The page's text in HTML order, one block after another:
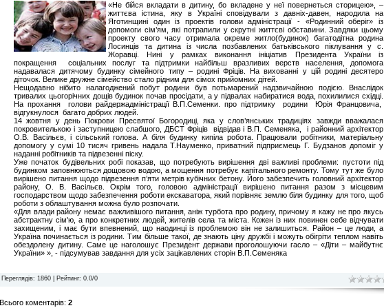
«Не бійся вкладати в дитину, бо вкладене у неї повернеться сторицею», –
життєва істина, яку в Україні сповідували з давніх-давен, народила на
Яготинщині один із проектів голови адміністрації - «Родинний оберіг» із
допомоги сім’ям, які потрапили у скрутні життєві обставини. Завдяки цьому
проекту свого часу отримала окреме житло(будинок) багатодітна родина
Лосинців та дитина із числа позбавлених батьківського піклування у с.
Жоравці. Нині у рамках виконання ініціатив Президента України із
покращення соціальних послуг та підтримки найбільш вразливих верств населення, допомога
надавалася дитячому будинку сімейного типу – родині Фріців. На вихованні у цій родині десятеро
діточок. Велике дружне сімейство стало рідним для сімох прийомних дітей.
Нещодавно нібито налагоджений побут родини був потьмарений надзвичайною подією. Внаслідок
тривалих цьогорічних дощів будинок почав просідати, а у підвалах набиратися вода, похилилися східці.
На прохання голови райдержадміністрації В.П.Семенки. про підтримку родини Юрія Францовича,
відгукнулося багато добрих людей.
14 жовтня у день Покрови Пресвятої Богородиці, яка у слов’янських традиціях завжди вважалася
покровителькою і заступницею слабшого, ДБСТ Фріців відвідав і В.П. Семеняка, і районний архітектор
О.В. Васільєв, і сільський голова. А біля будинку кипіла робота. Працювали робітники, матеріальну
допомогу у сумі 10 тисяч гривень надала Т.Науменко, приватний підприємець Г. Будзанов допоміг у
наданні робітників та підвезенні піску.
Уже початок будівельних робі показав, що потребують вирішення дві важливі проблеми: пустоти під
будинком заповнюються дощовою водою, а мощення потребує капітального ремонту. Тому тут же було
вирішено питання щодо підвезення п’яти метрів кубічних бетону. Його забезпечить головний архітектор
району, О. В. Васільєв. Окрім того, головою адміністрації вирішено питання разом з місцевим
господарством щодо забезпечення роботи екскаватора, який порівняє землю біля будинку для того, щоб
роботи з облаштування можна було розпочати.
«Для влади району немає важливішого питання, аніж турбота про родину, причому я кажу не про якусь
абстрактну сім'ю, а про конкретних людей, жителів села та міста. Кожен із них повинен себе відчувати
захищеним, і має бути впевнений, що наодинці із проблемою він не залишиться. Район – це люди, а
Україна починається із родини. Тим більше такої, де знають ціну дружбі і можуть обігріти теплом навіть
обездолену дитину. Саме це наголошує Президент держави проголошуючи гасло – «Діти – майбутнє
України» », - підсумував завдання для усіх зацікавлених сторін В.П.Семеняка
Переглядів: 1860 | Рейтинг: 0.0/0
Всього коментарів: 2